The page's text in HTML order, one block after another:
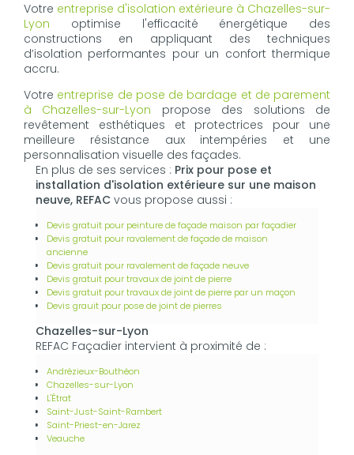
Votre entreprise d'isolation extérieure à Chazelles-sur-
Lyon optimise l'efficacité énergétique des
constructions en appliquant des techniques
d’isolation performantes pour un confort thermique
accru.
Votre entreprise de pose de bardage et de parement
à Chazelles-sur-Lyon propose des solutions de
revêtement esthétiques et protectrices pour une
meilleure résistance aux intempéries et une
personnalisation visuelle des façades.
En plus de ses services : Prix pour pose et
installation d'isolation extérieure sur une maison
neuve, REFAC vous propose aussi :
Devis gratuit pour peinture de façade maison par façadier
Devis gratuit pour ravalement de façade de maison
ancienne
Devis gratuit pour ravalement de façade neuve
Devis gratuit pour travaux de joint de pierre
Devis gratuit pour travaux de joint de pierre par un maçon
Devis grauit pour pose de joint de pierres
Chazelles-sur-Lyon
REFAC Façadier intervient à proximité de :
Andrézieux-Bouthéon
Chazelles-sur-Lyon
L'Étrat
Saint-Just-Saint-Rambert
Saint-Priest-en-Jarez
Veauche